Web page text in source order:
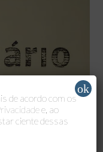
de acordo com os
e, ao
ciente dessas
ok